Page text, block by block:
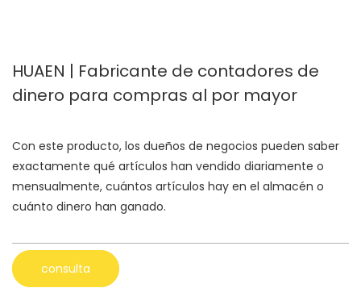
HUAEN | Fabricante de contadores de
dinero para compras al por mayor
Con este producto, los dueños de negocios pueden saber
exactamente qué artículos han vendido diariamente o
mensualmente, cuántos artículos hay en el almacén o
cuánto dinero han ganado.
consulta